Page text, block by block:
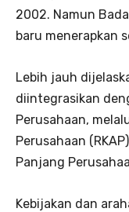
2002. Namun
baru menerapkan
Lebih jauh
diintegrasikan
Perusahaan,
Perusahaan
Panjang
Kebijakan dan